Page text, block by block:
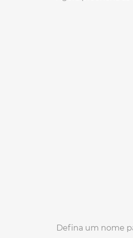
Defina um nome